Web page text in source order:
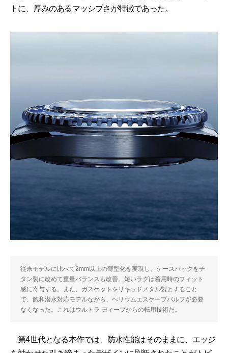
トに、厚みのあるマッシブさが特徴であった。
従来モデルに比べて2mm以上の薄型化を実現し、ケースバックをチ
タン製に改めて重量バランスも改善。短いラグは着用時のフィット
感に寄与する。また、ガスケットをリキッドメタル製とすること
で、飽和潜水対応モデルながら、ヘリウムエスケープバルブが必要
なくなった。これはウルトラ ディープからの転用技術だ。
第4世代となる本作では、防水性能はそのままに、エッジ